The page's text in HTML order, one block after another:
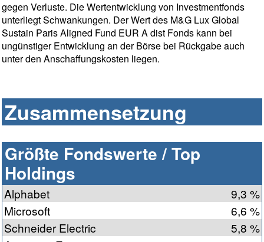
gegen Verluste. Die Wertentwicklung von Investmentfonds
unterliegt Schwankungen. Der Wert des M&G Lux Global
Sustain Paris Aligned Fund EUR A dist Fonds kann bei
ungünstiger Entwicklung an der Börse bei Rückgabe auch
unter den Anschaffungskosten liegen.
Zusammensetzung
Größte Fondswerte / Top
Holdings
Alphabet
9,3 %
Microsoft
6,6 %
Schneider Electric
5,8 %